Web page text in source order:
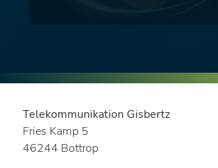
Telekommunikation Gisbertz
Fries Kamp 5
46244 Bottrop